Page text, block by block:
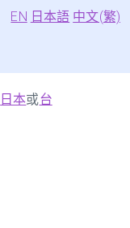
EN 日本語 中文(繁)
日本或台